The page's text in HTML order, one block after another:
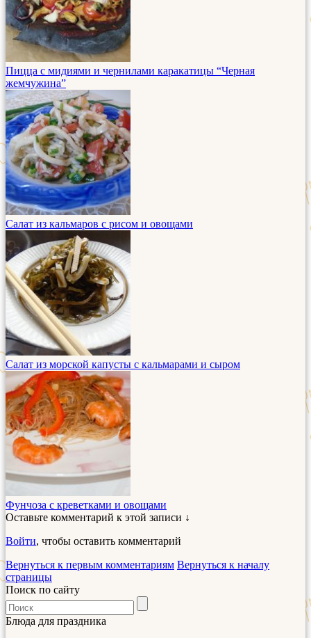
Пицца с мидиями и чернилами каракатицы “Черная
жемчужина”
Салат из кальмаров с рисом и овощами
Салат из морской капусты с кальмарами и сыром
Фунчоза с креветками и овощами
Оставьте комментарий к этой записи ↓
Войти, чтобы оставить комментарий
Вернуться к первым комментариям Вернуться к началу
страницы
Поиск по сайту
Блюда для праздника